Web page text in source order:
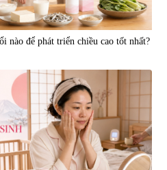
nào để phát triển chiều cao tốt nhất?